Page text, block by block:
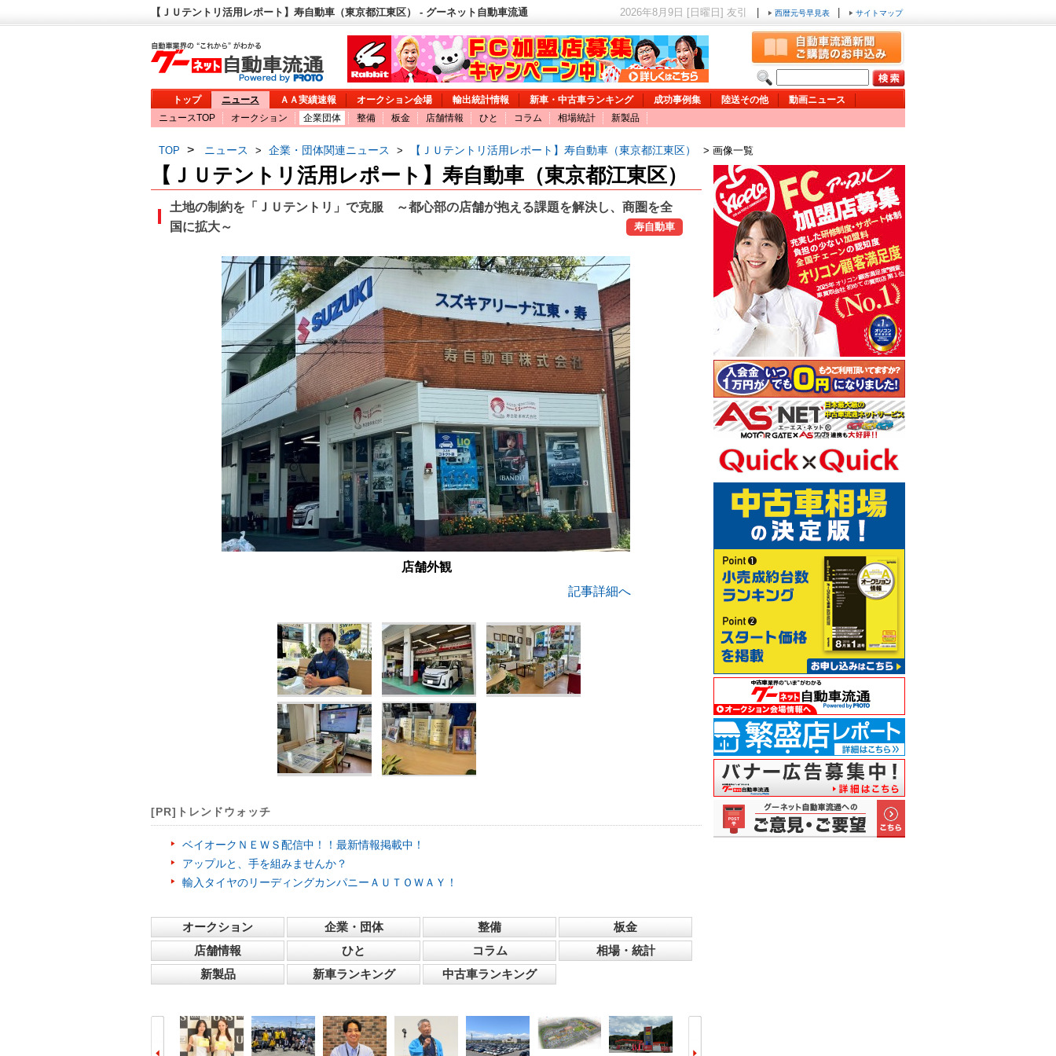
【ＪＵテントリ活用レポート】寿自動車（東京都江東区） - グーネット自動車流通 2026年8月9日 [日曜日] 友引 西暦元号早見表 サイトマップ
トップ ニュース ＡＡ実績速報 オークション会場 輸出統計情報 新車・中古車ランキング 成功事例集 陸送その他
動画ニュース
ニュースTOP
オークション 企業団体 整備 板金 店舗情報 ひと コラム 相場統計 新製品
TOP > ニュース > 企業・団体関連ニュース > 【ＪＵテントリ活用レポート】寿自動車（東京都江東区） > 画像一覧
【ＪＵテントリ活用レポート】寿自動車（東京都江東区）
土地の制約を「ＪＵテントリ」で克服 ～都心部の店舗が抱える課題を解決し、商圏を全
国に拡大～
寿自動車
店舗外観
記事詳細へ
[PR]トレンドウォッチ
ベイオークＮＥＷＳ配信中！！最新情報掲載中！
アップルと、手を組みませんか？
輸入タイヤのリーディングカンパニーＡＵＴＯＷＡＹ！
オークション 企業・団体 整備
板金
店舗情報
ひと コラム
相場・統計
新製品
新車ランキング 中古車ランキング